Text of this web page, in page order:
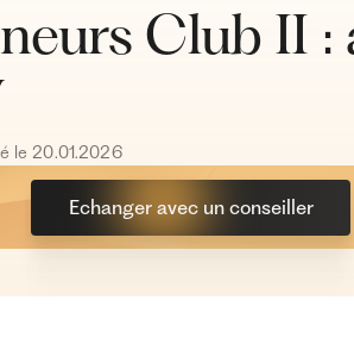
Club II :
le20.01.2026
Echanger avec un conseiller